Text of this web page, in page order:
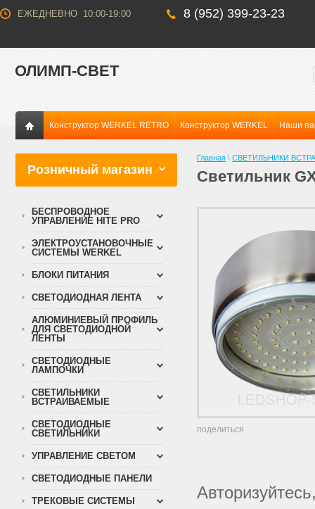
ЕЖЕДНЕВНО 10:00-19:00 8 (952) 399-23-23
ОЛИМП-СВЕТ
Конструктор WERKEL RETRO Конструктор WERKEL Наши
Розничный магазин
БЕСПРОВОДНОЕ
УПРАВЛЕНИЕ HITE PRO
ЭЛЕКТРОУСТАНОВОЧНЫЕ
СИСТЕМЫ WERKEL
БЛОКИ ПИТАНИЯ
СВЕТОДИОДНАЯ ЛЕНТА
АЛЮМИНИЕВЫЙ ПРОФИЛЬ
ДЛЯ СВЕТОДИОДНОЙ
ЛЕНТЫ
СВЕТОДИОДНЫЕ
ЛАМПОЧКИ
СВЕТИЛЬНИКИ
ВСТРАИВАЕМЫЕ
СВЕТОДИОДНЫЕ
СВЕТИЛЬНИКИ
УПРАВЛЕНИЕ СВЕТОМ
СВЕТОДИОДНЫЕ ПАНЕЛИ
ТРЕКОВЫЕ СИСТЕМЫ
Главная \ СВЕТИЛЬНИКИ
Светильник
поделиться